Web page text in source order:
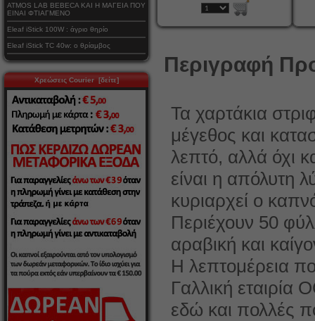
ATMOS LAB BEBECA ΚΑΙ Η ΜΑΓΕΙΑ ΠΟΥ
ΕΙΝΑΙ ΦΤΙΑΓΜΕΝΟ
Eleaf iStick 100W : άγριο θηρίο
Eleaf iStick TC 40w: ο θρίαμβος
Χρεώσεις Courier [δείτε]
Περιγραφή
Τα χαρτάκια
μέγεθος και
λεπτό, αλλά όχι
είναι η απόλυτη
κυριαρχεί ο
Περιέχουν 50
αραβική και
Η λεπτομέρεια
Γαλλική εταιρία
εδώ και πολλές